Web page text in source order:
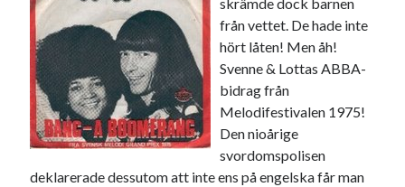
Etiketter
#blogg100 allmänbildning barn
barnen basket bil
död England fest film
historia hotell jobb
från vettet. De hade inte
hört låten! Men åh!
Svenne & Lottas ABBA-
bidrag från
Melodifestivalen 1975!
Den nioårige
svordomspolisen
deklarerade dessutom att inte ens på engelska får man